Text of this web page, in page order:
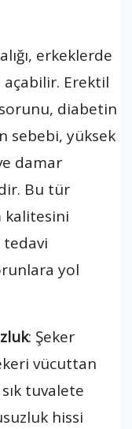
erkeklerde
açabilir. Erektil
diabetin
sebebi, yüksek
damar
Bu tür
kalitesini
yol
: Şeker
vücuttan
tuvalete
hissi